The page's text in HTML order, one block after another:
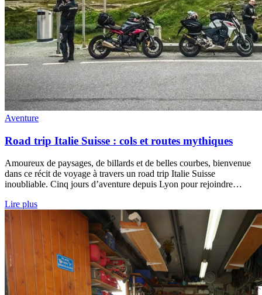
Aventure
Road trip Italie Suisse : cols et routes mythiques
Amoureux de paysages, de billards et de belles courbes, bienvenue
dans ce récit de voyage à travers un road trip Italie Suisse
inoubliable. Cinq jours d’aventure depuis Lyon pour rejoindre…
Lire plus